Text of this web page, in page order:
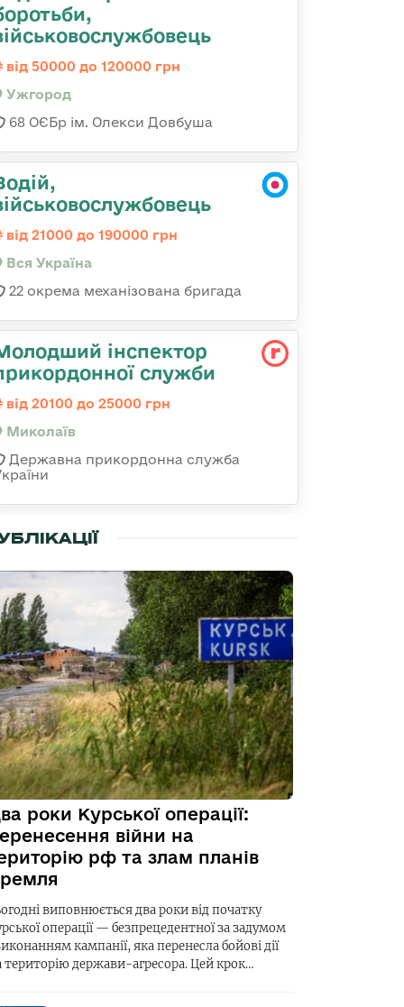
від 50000 до 120000 грн
Ужгород
68 ОЄБр ім. Олекси Довбуша
від 21000 до 190000 грн
Вся Україна
22 окрема механізована бригада
інспектор
служби
від 20100 до 25000 грн
Миколаїв
Державна прикордонна служба
роки Курської операції:
війни на
рф та злам планів
виповнюється два роки від початку
операції — безпрецедентної за задумом
кампанії, яка перенесла бойові дії
територію держави-агресора. Цей крок…